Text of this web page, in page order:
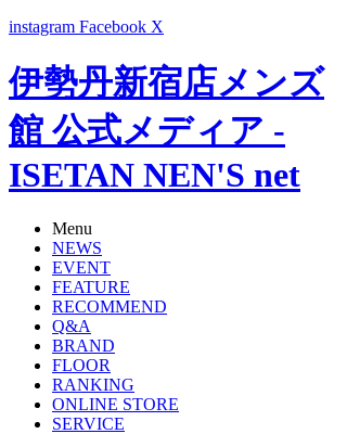
instagram Facebook X
伊勢丹新宿店メンズ
館 公式メディア -
ISETAN NEN'S net
Menu
NEWS
EVENT
FEATURE
RECOMMEND
Q&A
BRAND
FLOOR
RANKING
ONLINE STORE
SERVICE